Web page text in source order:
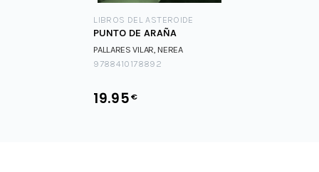
LIBROS DEL ASTEROIDE
PUNTO DE ARAÑA
PALLARES VILAR, NEREA
9788410178892
19.95€